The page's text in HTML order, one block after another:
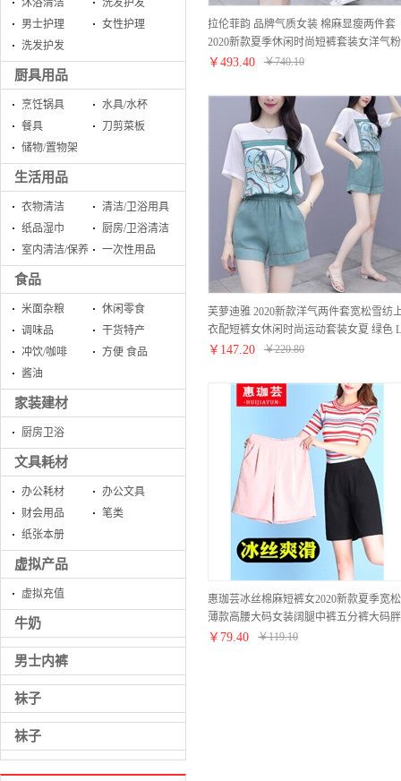
沐浴清洁
洗发护发
男士护理
女性护理
洗发护发
厨具用品
烹饪锅具
水具/水杯
餐具
刀剪菜板
储物/置物架
生活用品
衣物清洁
清洁/卫浴用具
纸品湿巾
厨房/卫浴清洁
室内清洁/保养
一次性用品
食品
米面杂粮
休闲零食
调味品
干货特产
冲饮/咖啡
方便 食品
酱油
家装建材
厨房卫浴
文具耗材
办公耗材
办公文具
财会用品
笔类
纸张本册
虚拟产品
虚拟充值
牛奶
男士内裤
袜子
袜子
拉伦菲韵 品牌气质女装 棉麻显瘦两件套
2020新款夏季休闲时尚短裤套装女洋气粉
色减龄 粉色 M
￥ 493.40 ￥740.10
芙萝迪雅 2020新款洋气两件套宽松雪纺
衣配短裤女休闲时尚运动套装女夏 绿色 L
￥ 147.20 ￥220.80
惠珈芸冰丝棉麻短裤女2020新款夏季宽松
薄款高腰大码女装阔腿中裤五分裤大码胖
mm宽松显瘦休闲裤女潮 粉色 此码勿拍.
￥ 79.40 ￥119.10